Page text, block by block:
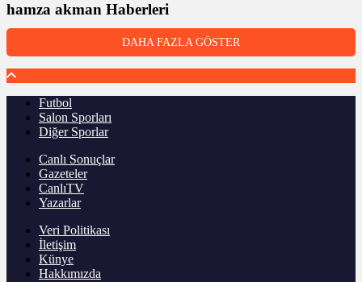
hamza akman Haberleri
DAHA FAZLA GÖSTER
Futbol
Salon Sporları
Diğer Sporlar
Canlı Sonuçlar
Gazeteler
CanlıTV
Yazarlar
Veri Politikası
İletişim
Künye
Hakkımızda